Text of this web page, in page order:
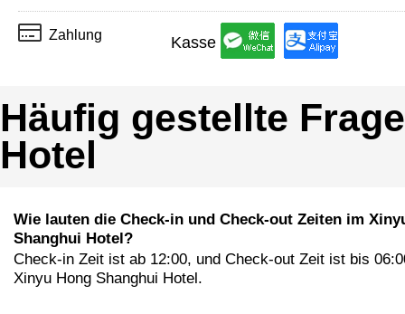
Zahlung Kasse
Häufig gestellte
Hotel
Wie lauten die Check-in und Check-out Zeiten im
Shanghui Hotel?
Check-in Zeit ist ab 12:00, und Check-out Zeit ist bis
Xinyu Hong Shanghui Hotel.